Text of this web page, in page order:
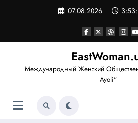
07.08.2026
Международный Женский
Ayoli"